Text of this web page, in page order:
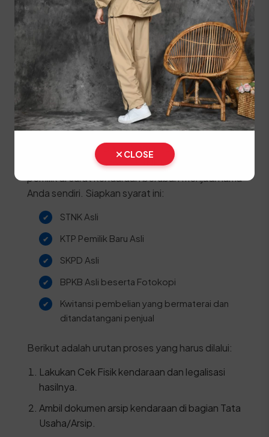
⚠️ Kendaraan fisik wajib dibawa langsung ke lokasi
SAMSAT untuk proses penggesekan nomor
rangka dan mesin oleh petugas berwenang.
Prosedur Balik Nama
Kendaraan Bekas (BBN II)
Jika Anda baru membeli kendaraan bekas, segera
lakukan proses Balik Nama (Bea Balik Nama
Kendaraan Bermotor / BBNKB II) agar identitas
pemilik di surat kendaraan berubah menjadi nama
Anda sendiri. Siapkan syarat ini:
STNK Asli
KTP Pemilik Baru Asli
SKPD Asli
BPKB Asli beserta Fotokopi
Kwitansi pembelian yang bermaterai dan
ditandatangani penjual
Berikut adalah urutan proses yang harus dilalui:
Lakukan Cek Fisik kendaraan dan legalisasi
hasilnya.
Ambil dokumen arsip kendaraan di bagian Tata
Usaha/Arsip.
CLOSE